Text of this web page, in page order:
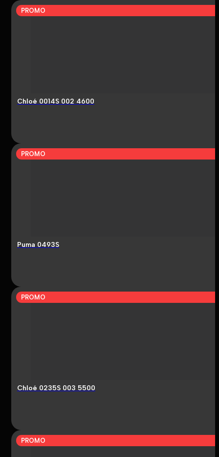
PROMO
Chloé 0014S 002 4600
PROMO
Puma 0493S
PROMO
Chloé 0235S 003 5500
PROMO